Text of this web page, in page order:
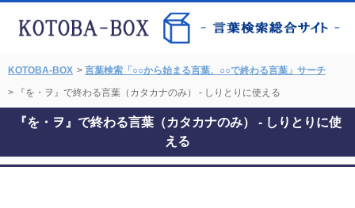
KOTOBA-BOX > 言葉検索「○○から始まる言葉、○○で終わる言葉」サーチ
> 『を・ヲ』で終わる言葉（カタカナのみ） - しりとりに使える
『を・ヲ』で終わる言葉（カタカナのみ） - しりとりに使
える